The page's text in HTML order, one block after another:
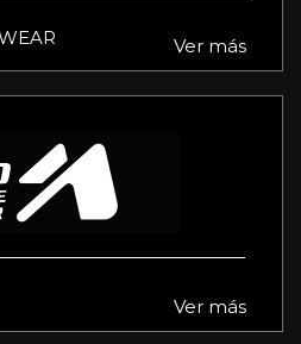
Ver más
Ver más